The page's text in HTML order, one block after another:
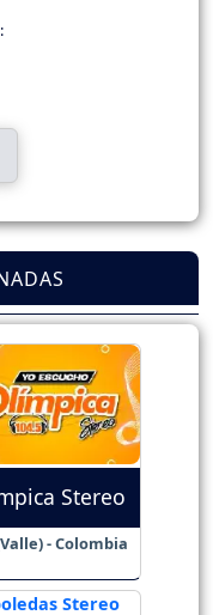
Stereo
- Colombia